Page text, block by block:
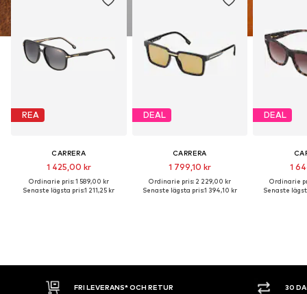
REA
CARRERA
1 425,00 kr
Ordinarie pris: 1 589,00 kr
Senaste lägsta pris:1 211,25 kr
DEAL
CARRERA
1 799,10 kr
Ordinarie pris: 2 229,00 kr
Senaste lägsta pris:1 394,10 kr
DEAL
1
Ordinarie
Senaste
FRI LEVERANS* OCH RETUR 30